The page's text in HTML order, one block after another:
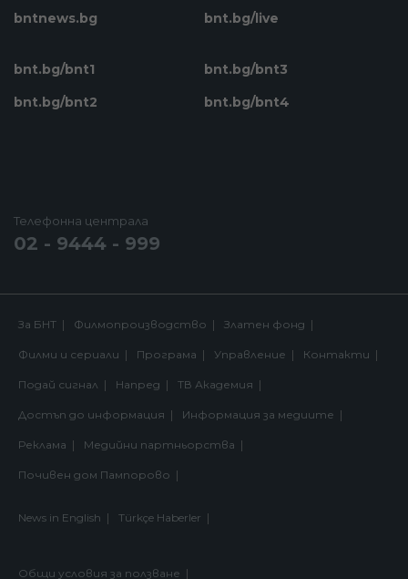
bntnews.bg
bnt.bg/live
bnt.bg/bnt1
bnt.bg/bnt2
bnt.bg/bnt3
bnt.bg/bnt4
Телефонна централа
02 - 9444 - 999
За БНТ Филмопроизводство Златен фонд
Филми и сериали Програма Управление Контакти
Подай сигнал Напред ТВ Академия
Достъп до информация Информация за медиите
Реклама Медийни партньорства
Почивен дом Пампорово
News in English Türkçe Haberler
Общи условия за ползване